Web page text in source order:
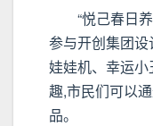
“悦己春日
参与开创集团设
娃娃机、幸运
趣,市民们可以
品。